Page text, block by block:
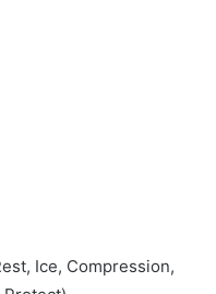
Ice, Compression,